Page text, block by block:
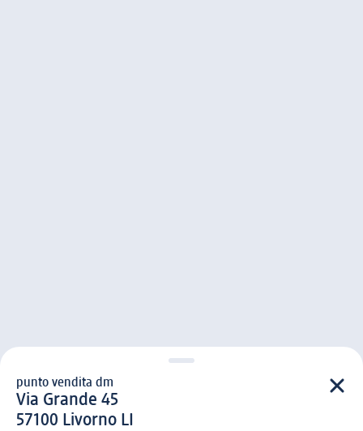
punto vendita d m
punto vendita dm
Via Grande 45
5 7 1 0 0
57100 Livorno LI